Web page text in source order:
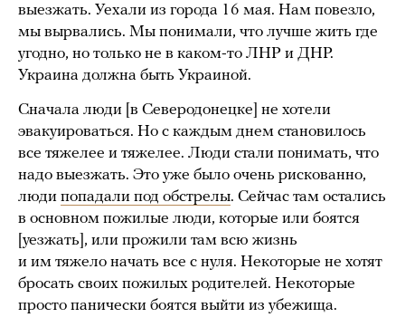
выезжать. Уехали из города 16 мая. Нам повезло,
мы вырвались. Мы понимали, что лучше жить где
угодно, но только не в каком-то ЛНР и ДНР.
Украина должна быть Украиной.
Сначала люди [в Северодонецке] не хотели
эвакуироваться. Но с каждым днем становилось
все тяжелее и тяжелее. Люди стали понимать, что
надо выезжать. Это уже было очень рискованно,
люди попадали под обстрелы. Сейчас там остались
в основном пожилые люди, которые или боятся
[уезжать], или прожили там всю жизнь
и им тяжело начать все с нуля. Некоторые не хотят
бросать своих пожилых родителей. Некоторые
просто панически боятся выйти из убежища.